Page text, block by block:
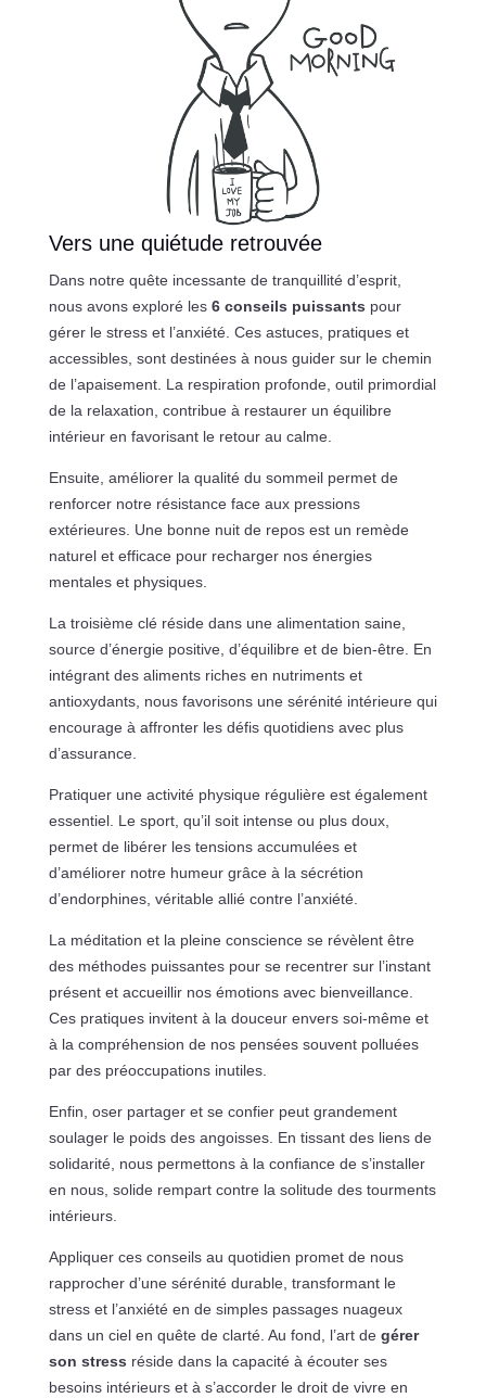
Vers une quiétude retrouvée
Dans notre quête incessante de tranquillité d’esprit,
nous avons exploré les 6 conseils puissants pour
gérer le stress et l’anxiété. Ces astuces, pratiques et
accessibles, sont destinées à nous guider sur le chemin
de l’apaisement. La respiration profonde, outil primordial
de la relaxation, contribue à restaurer un équilibre
intérieur en favorisant le retour au calme.
Ensuite, améliorer la qualité du sommeil permet de
renforcer notre résistance face aux pressions
extérieures. Une bonne nuit de repos est un remède
naturel et efficace pour recharger nos énergies
mentales et physiques.
La troisième clé réside dans une alimentation saine,
source d’énergie positive, d’équilibre et de bien-être. En
intégrant des aliments riches en nutriments et
antioxydants, nous favorisons une sérénité intérieure qui
encourage à affronter les défis quotidiens avec plus
d’assurance.
Pratiquer une activité physique régulière est également
essentiel. Le sport, qu’il soit intense ou plus doux,
permet de libérer les tensions accumulées et
d’améliorer notre humeur grâce à la sécrétion
d’endorphines, véritable allié contre l’anxiété.
La méditation et la pleine conscience se révèlent être
des méthodes puissantes pour se recentrer sur l’instant
présent et accueillir nos émotions avec bienveillance.
Ces pratiques invitent à la douceur envers soi-même et
à la compréhension de nos pensées souvent polluées
par des préoccupations inutiles.
Enfin, oser partager et se confier peut grandement
soulager le poids des angoisses. En tissant des liens de
solidarité, nous permettons à la confiance de s’installer
en nous, solide rempart contre la solitude des tourments
intérieurs.
Appliquer ces conseils au quotidien promet de nous
rapprocher d’une sérénité durable, transformant le
stress et l’anxiété en de simples passages nuageux
dans un ciel en quête de clarté. Au fond, l’art de gérer
son stress réside dans la capacité à écouter ses
besoins intérieurs et à s’accorder le droit de vivre en